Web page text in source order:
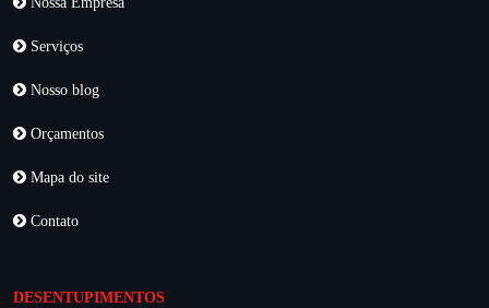
Serviços
Nosso blog
Orçamentos
Mapa do site
Contato
DESENTUPIMENTOS